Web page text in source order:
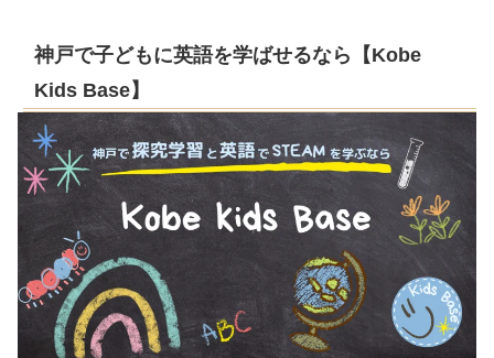
神戸で子どもに英語を学ばせるなら【Kobe
Kids Base】